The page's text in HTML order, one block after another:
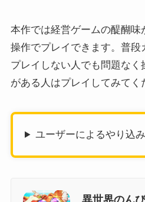
本作では経営ゲームの醍醐
操作でプレイできます。普
プレイしない人でも問題な
がある人はプレイしてみてく
ユーザーによるやり込